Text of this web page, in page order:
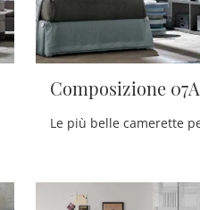
Composizione 07A